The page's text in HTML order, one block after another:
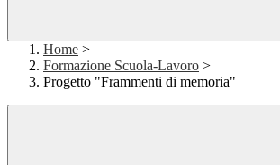
Home >
Formazione Scuola-Lavoro >
Progetto "Frammenti di memoria"